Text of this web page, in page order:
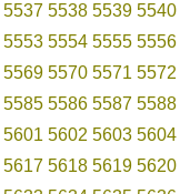
5537 5538 5539 5540
5553 5554 5555 5556
5569 5570 5571 5572
5585 5586 5587 5588
5601 5602 5603 5604
5617 5618 5619 5620